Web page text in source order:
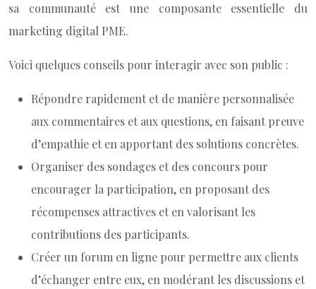
sa communauté est une composante essentielle du
marketing digital PME.
Voici quelques conseils pour interagir avec son public :
Répondre rapidement et de manière personnalisée
aux commentaires et aux questions, en faisant preuve
d’empathie et en apportant des solutions concrètes.
Organiser des sondages et des concours pour
encourager la participation, en proposant des
récompenses attractives et en valorisant les
contributions des participants.
Créer un forum en ligne pour permettre aux clients
d’échanger entre eux, en modérant les discussions et